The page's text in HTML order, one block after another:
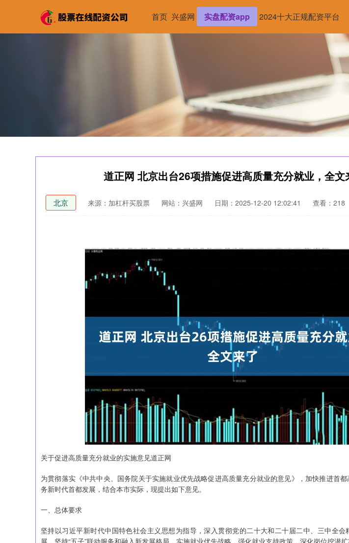
首页 兴盛网 实盘配资app 2024十大正规配资平台
道正网 北京出台26项措施促进高质量充分就业，全文
北京 来源：加杠杆买股票 网站：兴盛网 日期：2025-12-20 12:02:41 查看：218
关于促进高质量充分就业的实施意见道正网
为贯彻落实《中共中央、国务院关于实施就业优先战略促进高质量充分就业的意见》，加快推进首
务新时代首都发展，结合本市实际，现提出如下意见。
一、总体要求
坚持以习近平新时代中国特色社会主义思想为指导，深入贯彻党的二十大和二十届二中、三中全
展，坚持“五子”联动服务和融入新发展格局，实施就业优先战略，强化就业支持政策，深化岗位挖潜
-34.08 4651.31